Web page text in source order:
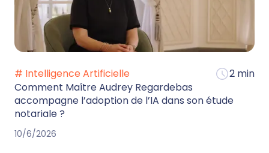
# Intelligence Artificielle
2 min
Comment Maître Audrey Regardebas
accompagne l’adoption de l’IA dans son étude
notariale ?
10/6/2026